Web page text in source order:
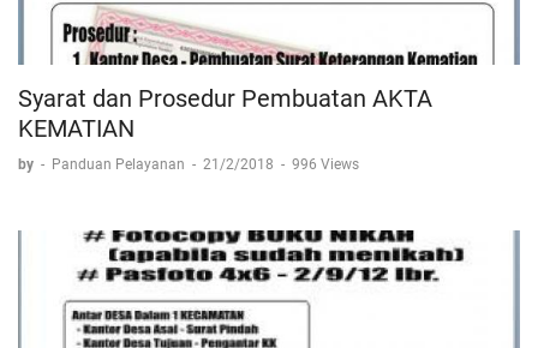
Syarat dan Prosedur Pembuatan AKTA
KEMATIAN
by - Panduan Pelayanan - 21/2/2018 - 996 Views